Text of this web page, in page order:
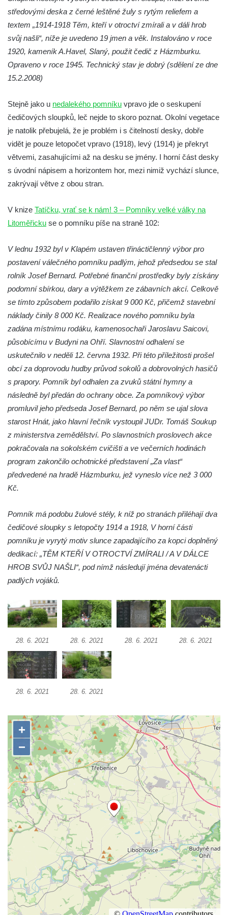
Kenotaf Václava Floriána na hřbitově v
Lužci nad Vltavou
Kenotaf Miloslava Švice na hřbitově v Lužci
nad Vltavou
nad Vltavou
Pomník vojákům Rudé armády na hřbitově
v Lužci nad Vltavou
Kenotaf Alfeda Harnische na hřbitově v
Pomník obětem válek v Hrobčicích
Pomník obětem válek v Mirošovicích
Račicích
Hrob Antonína Medáčka na hřbitově v
Račicích
Hrob Josefa Moravce a Miroslava Moravce
na hřbitově v Dobříni
Pomník obětem válek na hřbitově v Dobříni
Pomník obětem 1. světové války v Lužici
Pamětní deska Giuseppe Capella na
hřbitově v Lužici
Kenotaf Emila Miksche na hřbitově v Lužici
Kenotaf Antonína Krause na hřbitově v
Lužici
Pomník vojákům Rudé armády na hřbitově
Pomník obětem 2. světové války v parku
Walthera von der Vogelweide v Duchcově
Památník obětem holokaustu v Lipové ulici
v Duchcově
Pomník obětem válek v Jeníkově
kapli Panny Marie v Lahošti
Pomník obětem 2. světové války v parku v
Mikulášovicích
Pomník obětem bombardování 8. 5. 1945 v
ulici U Plovárny ve Frýdlantu
Socha Nepokořený v parku Rumburské
vzpoury v Rumburku
Pamětní deska obětem holokaustu u
židovského hřbitova v Kovanicích
Pamětní deska legionářům na Obecním
úřadě v Kovanicích
Pomník obětem 1. světové války v
Kovanicích
Pomník obětem válek v Kněževsi
Pamětní deska Rudé armádě na radnici v
Trutnově
Pomník obětem koncentračního tábora na
hřbitově v Rychnově u Jablonce nad Nisou
Pomník pracovního nasazení vězňů
středovými deska z černé leštěné žuly s rytým reliefem a
textem „1914-1918 Těm, kteří v otroctví zmírali a v dáli hrob
svůj našli“, níže je uvedeno 19 jmen a věk. Instalováno v roce
1920, kameník A.Havel, Slaný, použit čedič z Házmburku.
Opraveno v roce 1945. Technický stav je dobrý (sdělení ze dne
15.2.2008)
Stejně jako u nedalekého pomníku vpravo jde o seskupení
čedičových sloupků, leč nejde to skoro poznat. Okolní vegetace
je natolik přebujelá, že je problém i s čitelností desky, dobře
vidět je pouze letopočet vpravo (1918), levý (1914) je překryt
větvemi, zasahujícími až na desku se jmény. I horní část desky
s úvodní nápisem a horizontem hor, mezi nimiž vychází slunce,
zakrývají větve z obou stran.
V knize Tatíčku, vrať se k nám! 3 – Pomníky velké války na
Litoměřicku se o pomníku píše na straně 102:
V lednu 1932 byl v Klapém ustaven třináctičlenný výbor pro
postavení válečného pomníku padlým, jehož předsedou se stal
rolník Josef Bernard. Potřebné finanční prostředky byly získány
podomní sbírkou, dary a výtěžkem ze zábavních akcí. Celkově
se tímto způsobem podařilo získat 9 000 Kč, přičemž stavební
náklady činily 8 000 Kč. Realizace nového pomníku byla
zadána místnímu rodáku, kamenosochaři Jaroslavu Saicovi,
působícímu v Budyni na Ohří. Slavnostní odhalení se
uskutečnilo v neděli 12. června 1932. Při této příležitosti prošel
obcí za doprovodu hudby průvod sokolů a dobrovolných hasičů
s prapory. Pomník byl odhalen za zvuků státní hymny a
následně byl předán do ochrany obce. Za pomníkový výbor
promluvil jeho předseda Josef Bernard, po něm se ujal slova
starost Hnát, jako hlavní řečník vystoupil JUDr. Tomáš Soukup
z ministerstva zemědělství. Po slavnostních proslovech akce
pokračovala na sokolském cvičišti a ve večerních hodinách
program zakončilo ochotnické představení „Za vlast“
předvedené na hradě Házmburku, jež vyneslo více než 3 000
Kč.
Pomník má podobu žulové stély, k níž po stranách přiléhají dva
čedičové sloupky s letopočty 1914 a 1918, V horní části
pomníku je vyrytý motiv slunce zapadajícího za kopci doplněný
dedikací: „TĚM KTEŘÍ V OTROCTVÍ ZMÍRALI / A V DÁLCE
HROB SVŮJ NAŠLI“, pod nímž následují jména devatenácti
padlých vojáků.
28. 6. 2021 28. 6. 2021 28. 6. 2021 28. 6. 2021
28. 6. 2021 28. 6. 2021